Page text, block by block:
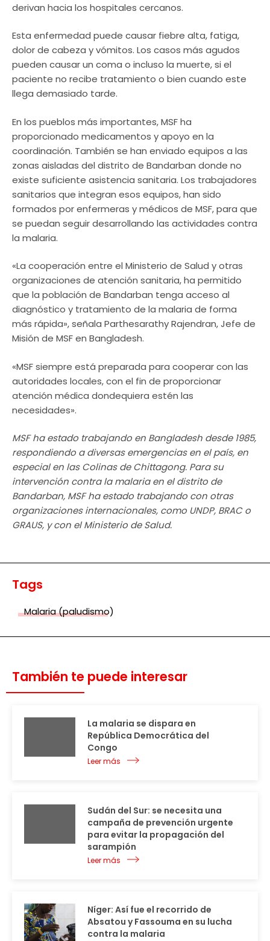
derivan hacia los hospitales cercanos.
Esta enfermedad puede causar fiebre alta, fatiga,
dolor de cabeza y vómitos. Los casos más agudos
pueden causar un coma o incluso la muerte, si el
paciente no recibe tratamiento o bien cuando este
llega demasiado tarde.
En los pueblos más importantes, MSF ha
proporcionado medicamentos y apoyo en la
coordinación. También se han enviado equipos a las
zonas aisladas del distrito de Bandarban donde no
existe suficiente asistencia sanitaria. Los trabajadores
sanitarios que integran esos equipos, han sido
formados por enfermeras y médicos de MSF, para que
se puedan seguir desarrollando las actividades contra
la malaria.
«La cooperación entre el Ministerio de Salud y otras
organizaciones de atención sanitaria, ha permitido
que la población de Bandarban tenga acceso al
diagnóstico y tratamiento de la malaria de forma
más rápida», señala Parthesarathy Rajendran, Jefe de
Misión de MSF en Bangladesh.
«MSF siempre está preparada para cooperar con las
autoridades locales, con el fin de proporcionar
atención médica dondequiera estén las
necesidades».
MSF ha estado trabajando en Bangladesh desde 1985,
respondiendo a diversas emergencias en el país, en
especial en las Colinas de Chittagong. Para su
intervención contra la malaria en el distrito de
Bandarban, MSF ha estado trabajando con otras
organizaciones internacionales, como UNDP, BRAC o
GRAUS, y con el Ministerio de Salud.
Tags
Malaria (paludismo)
También te puede interesar
La malaria se dispara en
República Democrática del
Congo
Leer más
Sudán del Sur: se necesita una
campaña de prevención urgente
para evitar la propagación del
sarampión
Leer más
Níger: Así fue el recorrido de
Absatou y Fassouma en su lucha
contra la malaria